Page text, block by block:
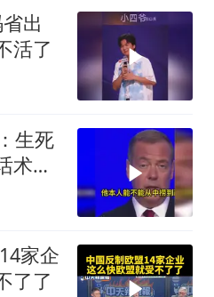
出
活了
生死
术变
家企
了了